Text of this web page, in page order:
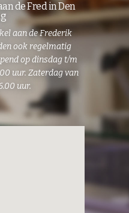
de Fred in Den
aan deFrederik
ook regelmatig
op dinsdag t/m
uur. Zaterdag van
uur.